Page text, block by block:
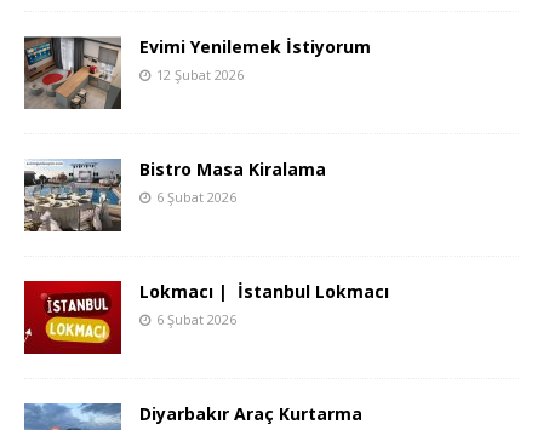
Evimi Yenilemek İstiyorum
12 Şubat 2026
Bistro Masa Kiralama
6 Şubat 2026
Lokmacı | İstanbul Lokmacı
6 Şubat 2026
Diyarbakır Araç Kurtarma